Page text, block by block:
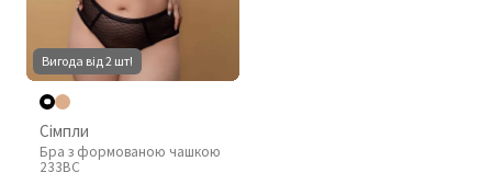
Вигода від 2 шт!
Сімпли
Бра з формованою чашкою
233BC